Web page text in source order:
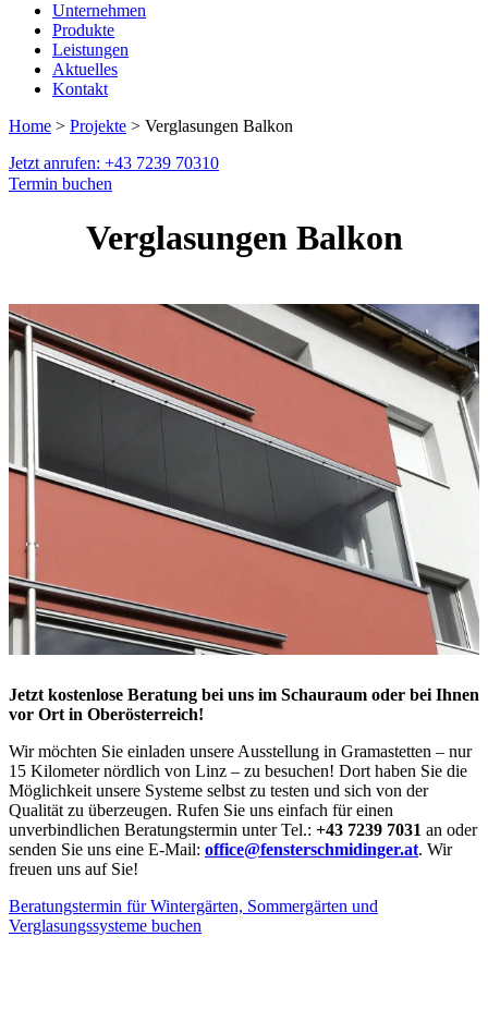
Unternehmen
Produkte
Leistungen
Aktuelles
Kontakt
Home > Projekte > Verglasungen Balkon
Jetzt anrufen: +43 7239 70310
Termin buchen
Verglasungen Balkon
Jetzt kostenlose Beratung bei uns im Schauraum oder bei Ihnen
vor Ort in Oberösterreich!
Wir möchten Sie einladen unsere Ausstellung in Gramastetten – nur
15 Kilometer nördlich von Linz – zu besuchen! Dort haben Sie die
Möglichkeit unsere Systeme selbst zu testen und sich von der
Qualität zu überzeugen. Rufen Sie uns einfach für einen
unverbindlichen Beratungstermin unter Tel.: +43 7239 7031 an oder
senden Sie uns eine E-Mail: office@fensterschmidinger.at. Wir
freuen uns auf Sie!
Beratungstermin für Wintergärten, Sommergärten und
Verglasungssysteme buchen